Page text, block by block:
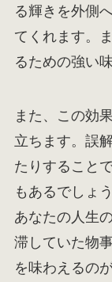
る輝きを外側
てくれます。
るための強い
また、この効
立ちます。誤
たりすること
もあるでしょ
あなたの人生
滞していた物
を味わえるの